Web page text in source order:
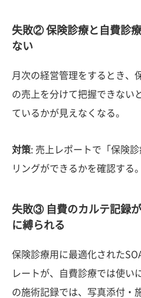
失敗② 保険診療と自費診
ない
月次の経営管理をするとき、
の売上を分けて把握できない
ているかが見えなくなる。
対策: 売上レポートで「保険
リングができるかを確認する。
失敗③ 自費のカルテ記録
に縛られる
保険診療用に最適化された
レートが、自費診療では使い
の施術記録では、写真添付・